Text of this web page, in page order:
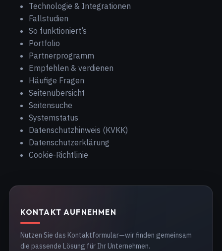
Technologie & Integrationen
Fallstudien
So funktioniert’s
Portfolio
Partnerprogramm
Empfehlen & verdienen
Häufige Fragen
Seitenübersicht
Seitensuche
Systemstatus
Datenschutzhinweis (KVKK)
Datenschutzerklärung
Cookie-Richtlinie
KONTAKT AUFNEHMEN
Nutzen Sie das Kontaktformular—wir finden gemeinsam
die passende Lösung für Ihr Unternehmen.